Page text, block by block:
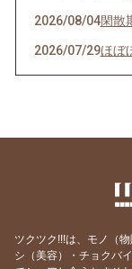
2026/08/04閑散
2026/07/29ほぼ
2026/07/28その
2026/07/23うな
サ
2026/07/18 生き
ツクツク!!!は、モノ（
シ（美容）・チョクバ